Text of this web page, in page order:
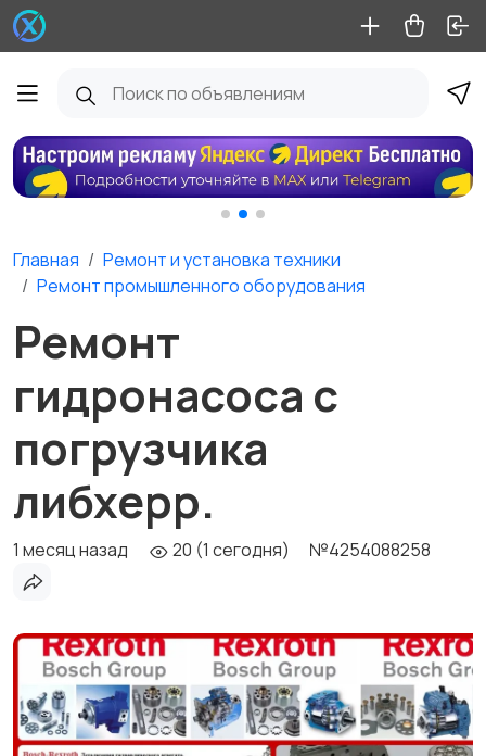
Главная
Ремонт и установка техники
Ремонт промышленного оборудования
Ремонт
гидронасоса с
погрузчика
либхерр.
1 месяц назад 20 (1 сегодня) №4254088258